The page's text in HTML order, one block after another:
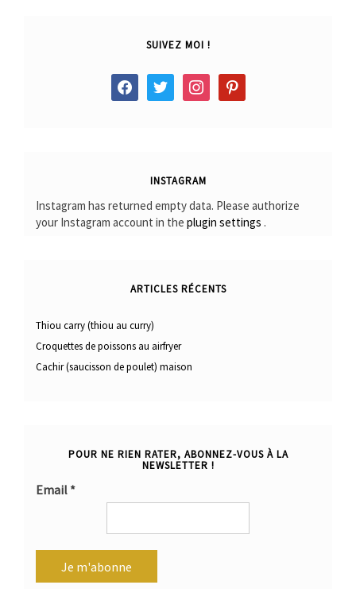
SUIVEZ MOI !
facebook twitter instagram pinterest
INSTAGRAM
Instagram has returned empty data. Please authorize
your Instagram account in the plugin settings .
ARTICLES RÉCENTS
Thiou carry (thiou au curry)
Croquettes de poissons au airfryer
Cachir (saucisson de poulet) maison
POUR NE RIEN RATER, ABONNEZ-VOUS À LA
NEWSLETTER !
Email *